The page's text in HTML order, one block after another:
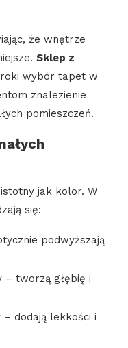
że wnętrze
Sklep z
wybór tapet w
znalezienie
pomieszczeń.
jak kolor. W
się:
podwyższają
– tworzą głębię i
dodają lekkości i